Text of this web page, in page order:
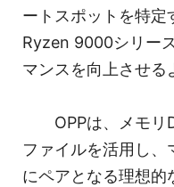
ートスポットを特定
Ryzen 9000シリー
マンスを向上させる
OPPは、メモリ
ファイルを活用し、
にペアとなる理想的